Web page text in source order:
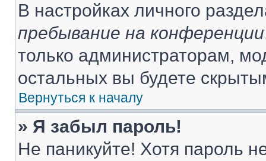
В настройках личного
пребывание на конференции
только администраторам,
остальных вы будете
Вернуться к началу
» Я забыл пароль!
Не паникуйте! Хотя пароль